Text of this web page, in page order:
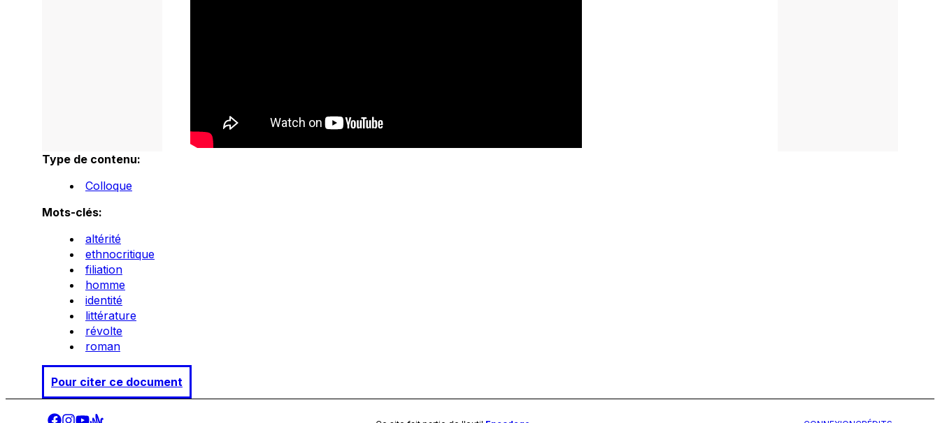
Type de contenu:
Colloque
Mots-clés:
altérité
ethnocritique
filiation
homme
identité
littérature
révolte
roman
Pour citer ce document